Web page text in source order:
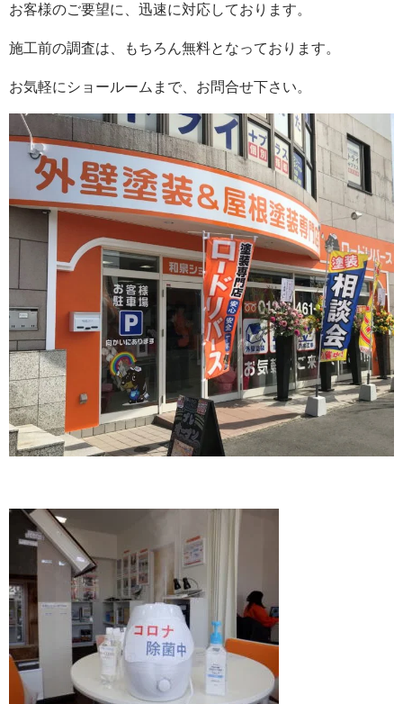
お客様のご要望に、迅速に対応しております。
施工前の調査は、もちろん無料となっております。
お気軽にショールームまで、お問合せ下さい。